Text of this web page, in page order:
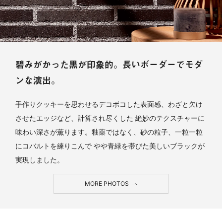
碧みがかった黒が印象的。長いボーダーでモダ
ンな演出。
手作りクッキーを思わせるデコボコした表面感、わざと欠け
させたエッジなど、計算され尽くした 絶妙のテクスチャーに
味わい深さが薫ります。釉薬ではなく、砂の粒子、一粒一粒
にコバルトを練りこんで やや青緑を帯びた美しいブラックが
実現しました。
MORE PHOTOS